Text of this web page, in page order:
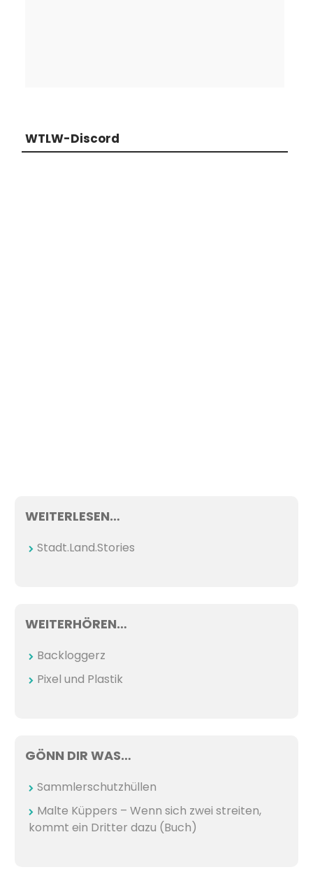
WTLW-Discord
WEITERLESEN…
Stadt.Land.Stories
WEITERHÖREN…
Backloggerz
Pixel und Plastik
GÖNN DIR WAS…
Sammlerschutzhüllen
Malte Küppers – Wenn sich zwei streiten,
kommt ein Dritter dazu (Buch)